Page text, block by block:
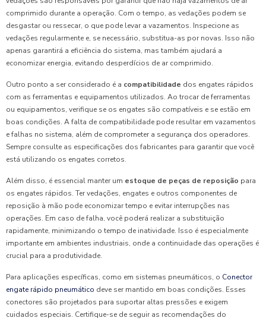
comprimido durante a operação. Com o tempo, as vedações podem se
desgastar ou ressecar, o que pode levar a vazamentos. Inspecione as
vedações regularmente e, se necessário, substitua-as por novas. Isso não
apenas garantirá a eficiência do sistema, mas também ajudará a
economizar energia, evitando desperdícios de ar comprimido.
Outro ponto a ser considerado é a compatibilidade dos engates rápidos
com as ferramentas e equipamentos utilizados. Ao trocar de ferramentas
ou equipamentos, verifique se os engates são compatíveis e se estão em
boas condições. A falta de compatibilidade pode resultar em vazamentos
e falhas no sistema, além de comprometer a segurança dos operadores.
Sempre consulte as especificações dos fabricantes para garantir que você
está utilizando os engates corretos.
Além disso, é essencial manter um estoque de peças de reposição para
os engates rápidos. Ter vedações, engates e outros componentes de
reposição à mão pode economizar tempo e evitar interrupções nas
operações. Em caso de falha, você poderá realizar a substituição
rapidamente, minimizando o tempo de inatividade. Isso é especialmente
importante em ambientes industriais, onde a continuidade das operações é
crucial para a produtividade.
Para aplicações específicas, como em sistemas pneumáticos, o Conector
engate rápido pneumático deve ser mantido em boas condições. Esses
conectores são projetados para suportar altas pressões e exigem
cuidados especiais. Certifique-se de seguir as recomendações do